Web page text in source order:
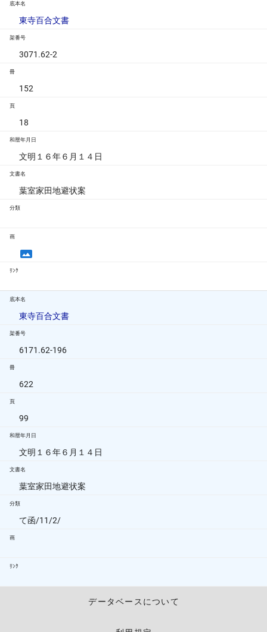
底本名
東寺百合文書
架番号
3071.62-2
冊
152
頁
18
和暦年月日
文明１６年６月１４日
文書名
葉室家田地避状案
分類
画
ﾘﾝｸ
底本名
東寺百合文書
架番号
6171.62-196
冊
622
頁
99
和暦年月日
文明１６年６月１４日
文書名
葉室家田地避状案
分類
て函/11/2/
画
ﾘﾝｸ
データベースについて